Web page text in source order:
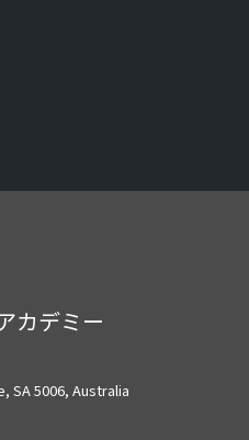
カデミー
SA 5006, Australia